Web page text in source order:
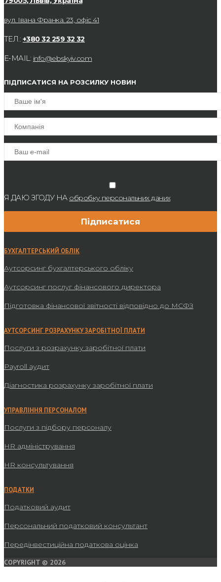
вул. Івана Франка. 23, офіс 41
ТЕЛ.: +380 32 259 32 32
E-MAIL: info@ebskyiv.com
ПІДПИСАТИСЯ НА РОЗСИЛКУ НОВИН
Я ДАЮ ЗГОДУ НА обробку персональних даних
БУХГАЛТЕРСЬКИЙ ОБЛІК
Аутсорсинг бухгалтерського обліку
Аутсорсинг послуг фінансового директора
Підготовка фінансової звітності відповідно до МСФЗ
АУТСОРСИНГ РОЗРАХУНКУ ЗАРОБІТНОЇ ПЛАТИ
Послуги з розрахунку заробітної плати
Payroll аудит
Діагностика розрахунку заробітної плати
УПРАВЛІННЯ ПЕРСОНАЛОМ
Послуги з підбору персоналу
HR адміністрування
HR консультування
ПОДАТКИ
Податковий аудит
Персональний податковий консультант
Передінвестиційна податкова оцінка
COPYRIGHT © 2026